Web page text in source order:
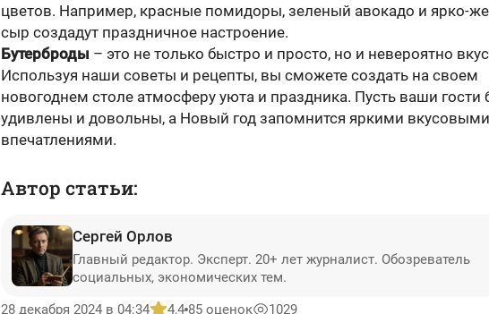
цветов. Например, красные помидоры, зеленый авокадо и ярко-
сыр создадут праздничное настроение.
Бутерброды – это не только быстро и просто, но и невероятно
Используя наши советы и рецепты, вы сможете создать на своем
новогоднем столе атмосферу уюта и праздника. Пусть ваши гости
удивлены и довольны, а Новый год запомнится яркими вкусовыми
впечатлениями.
Автор статьи:
Сергей Орлов
Главный редактор. Эксперт. 20+ лет журналист. Обозреватель
социальных, экономических тем.
28 декабря 2024 в 04:34
4,4 85 оценок 1029